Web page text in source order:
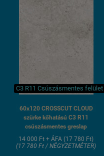
C3 R11 Csúszásmentes felület
60x120 CROSSCUT CLOUD
szürke kőhatású C3 R11
csúszásmentes greslap
14 000 Ft + ÁFA (17 780 Ft)
(17 780 Ft / NÉGYZETMÉTER)